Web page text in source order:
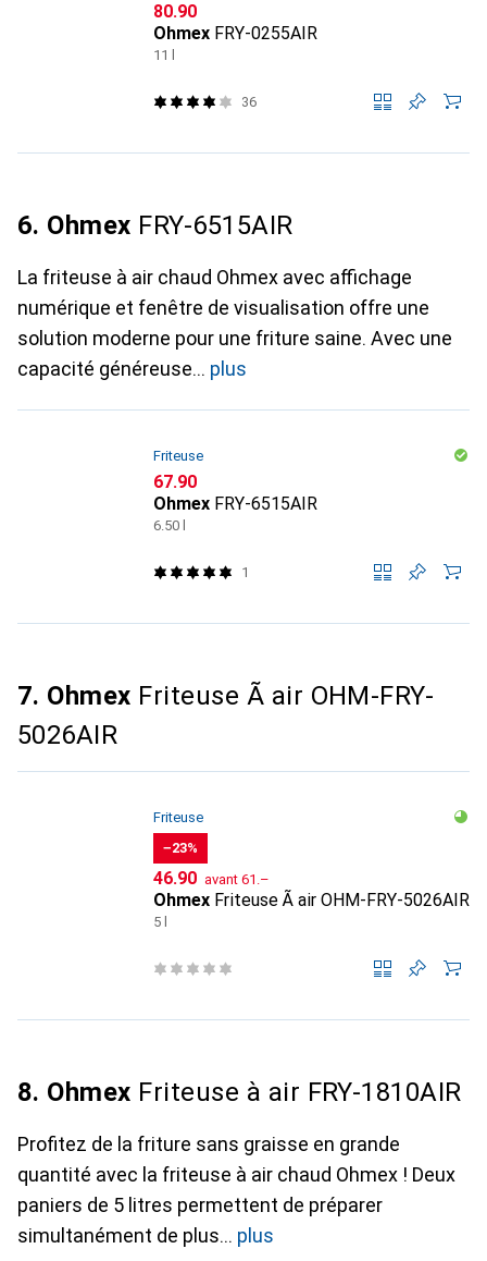
CHF
80.90
Ohmex FRY-0255AIR
11 l
36
6. Ohmex FRY-6515AIR
La friteuse à air chaud Ohmex avec affichage
numérique et fenêtre de visualisation offre une
solution moderne pour une friture saine. Avec une
capacité généreuse
plus
Friteuse
CHF
67.90
Ohmex FRY-6515AIR
6.50 l
1
7. Ohmex Friteuse Ã air OHM-FRY-
5026AIR
Friteuse
−23%
CHF
46.90 avant CHF
61.–
Ohmex Friteuse Ã air OHM-FRY-5026AIR
5 l
8. Ohmex Friteuse à air FRY-1810AIR
Profitez de la friture sans graisse en grande
quantité avec la friteuse à air chaud Ohmex ! Deux
paniers de 5 litres permettent de préparer
simultanément de plus
plus